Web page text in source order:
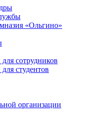
«Ольгино»
сотрудников
студентов
организации